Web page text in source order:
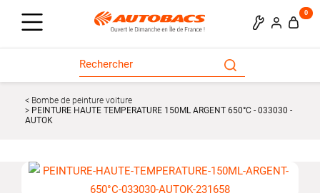
0
Bombe de peinture voiture
PEINTURE HAUTE TEMPERATURE 150ML ARGENT 650°C - 033030 -
AUTOK